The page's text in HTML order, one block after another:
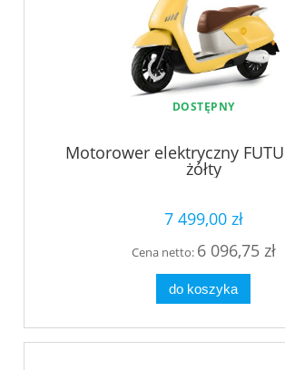
DOSTĘPNY
Motorower elektryczny
żółty
7 499,00 zł
Cena netto: 6 096,75 zł
do koszyka